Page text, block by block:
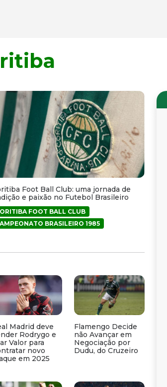
Foot Ball Club: uma jornada de
e paixão no Futebol Brasileiro
FOOT BALL CLUB
BRASILEIRO 1985
Madrid deve
Rodrygo e
Valor para
novo
em 2025
Flamengo Decide
não Avançar em
Negociação por
Dudu, do Cruzeiro